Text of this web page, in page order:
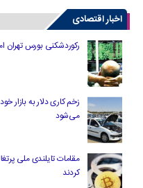
اخبار اقتصادی
رکوردشکنی بورس تهران امروز ۱۲ مهر ۱۴۰۴| بازار سهام
زخم کاری دلار به بازار
می‌شود
کردند